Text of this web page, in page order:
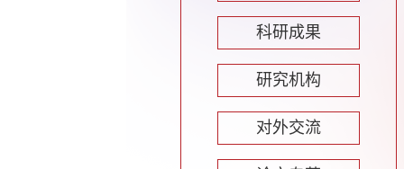
科研成果
研究机构
对外交流